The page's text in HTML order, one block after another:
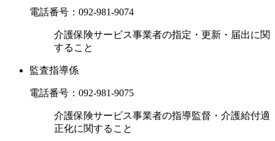
電話番号： 092-981-9074
介護保険サービス事業者の指定・更新・届出に関
すること
監査指導係
電話番号： 092-981-9075
介護保険サービス事業者の指導監督・介護給付適
正化に関すること